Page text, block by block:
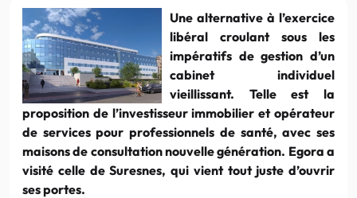
Une alternative à l’exercice
libéral croulant sous les
impératifs de gestion d’un
cabinet individuel
vieillissant. Telle est la
proposition de l’investisseur immobilier et opérateur
de services pour professionnels de santé, avec ses
maisons de consultation nouvelle génération. Egora a
visité celle de Suresnes, qui vient tout juste d’ouvrir
ses portes.